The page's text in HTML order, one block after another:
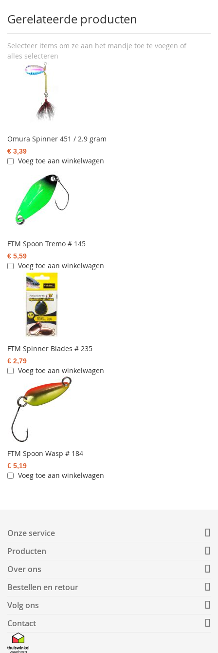
Gerelateerde producten
Selecteer items om ze aan het mandje toe te voegen of
alles selecteren
Omura Spinner 451 / 2.9 gram
€ 3,39
Voeg toe aan winkelwagen
FTM Spoon Tremo # 145
€ 5,59
Voeg toe aan winkelwagen
FTM Spinner Blades # 235
€ 2,79
Voeg toe aan winkelwagen
FTM Spoon Wasp # 184
€ 5,19
Voeg toe aan winkelwagen
Onze service
Producten
Over ons
Bestellen en retour
Volg ons
Contact